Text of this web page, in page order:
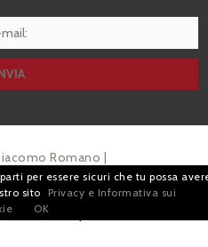
Romano |
- 00186 Roma | P.I.
ePrivacy
per essere sicuri che tu possa
sito
Privacy e Informativa sui
OK